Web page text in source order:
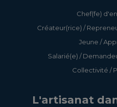
Chef(fe)
Créateur(rice) /
Jeune /
Salarié(e) /
Collectivité /
L'artisanat